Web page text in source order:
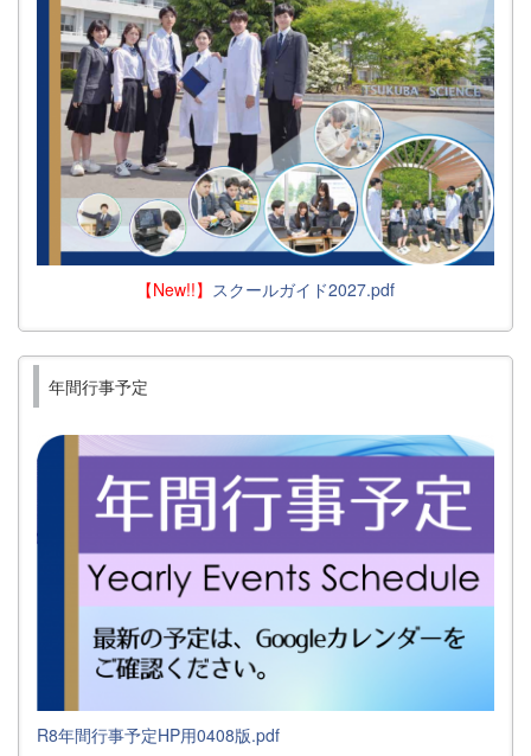
【New!!】 スクールガイド2027.pdf
年間行事予定
R8年間行事予定HP用0408版.pdf